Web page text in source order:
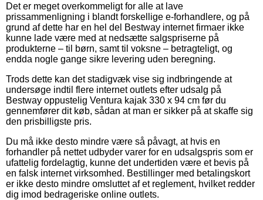
Det er meget overkommeligt for alle at lave
prissammenligning i blandt forskellige e-forhandlere, og på
grund af dette har en hel del Bestway internet firmaer ikke
kunne lade være med at nedsætte salgspriserne på
produkterne – til børn, samt til voksne – betragteligt, og
endda nogle gange sikre levering uden beregning.
Trods dette kan det stadigvæk vise sig indbringende at
undersøge indtil flere internet outlets efter udsalg på
Bestway oppustelig Ventura kajak 330 x 94 cm før du
gennemfører dit køb, sådan at man er sikker på at skaffe sig
den prisbilligste pris.
Du må ikke desto mindre være så påvagt, at hvis en
forhandler på nettet udbyder varer for en udsalgspris som er
ufattelig fordelagtig, kunne det undertiden være et bevis på
en falsk internet virksomhed. Bestillinger med betalingskort
er ikke desto mindre omsluttet af et reglement, hvilket redder
dig imod bedrageriske online outlets.